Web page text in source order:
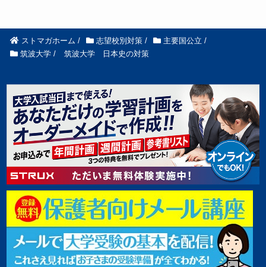
ストマガホーム / 志望校別対策 / 主要国公立 /
筑波大学 / 筑波大学 日本史の対策